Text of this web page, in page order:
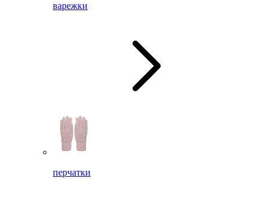
варежки
перчатки